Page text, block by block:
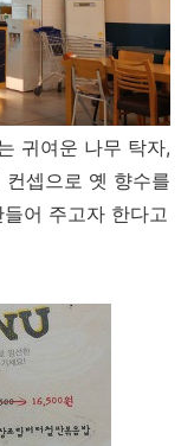
귀여운 나무 탁자,
셉으로 옛 향수를
어 주고자 한다고